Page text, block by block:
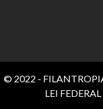
© 2022 -
LEI